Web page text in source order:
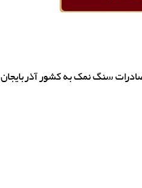
سنگ نمک به کشور آذربایجان